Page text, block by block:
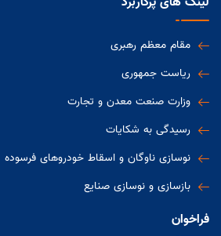
مقام معظم رهبری
ریاست جمهوری
وزارت صنعت معدن و تجارت
رسیدگی به شکایات
نوسازی ناوگان و اسقاط خودروهای فرسوده
بازسازی و نوسازی صنایع
فراخوان